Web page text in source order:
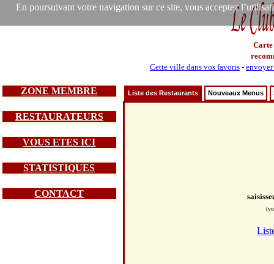
En poursuivant votre navigation sur ce site, vous acceptez
Carte
Cette ville dans vos favoris -
ZONE MEMBRE
RESTAURATEURS
VOUS ETES ICI
STATISTIQUES
CONTACT
Liste des Restaurants Nouveaux Menus